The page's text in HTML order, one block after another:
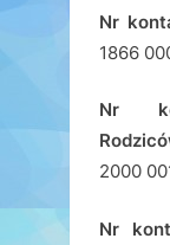
Nr
1866
Nr
2000
Nr